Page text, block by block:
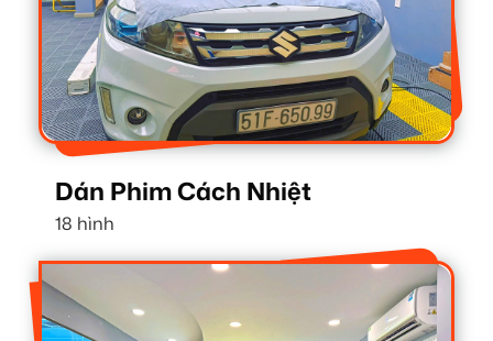
Dán Phim Cách Nhiệt
18 hình